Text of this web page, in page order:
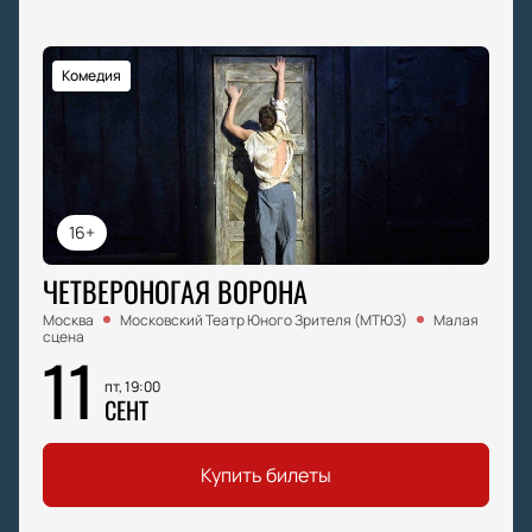
16+
Комедия
ЧЕТВЕРОНОГАЯ ВОРОНА
Москва Московский Театр Юного Зрителя (МТЮЗ)
Малая
сцена
11 пт, 19:00
СЕНТ
Купить билеты